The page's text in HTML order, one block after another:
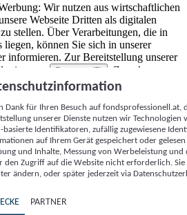
Wir nutzen aus wirtschaftlichen
Webseite Dritten als digitalen
stellen. Über Verarbeitungen, die in
können Sie sich in unserer
informieren. Zur Bereitstellung unserer
von
Partnern (5)
. Zwecke:
Inhalte, Messung von Werbeleistung
sowie Zielgruppenforschung.
Online-Kennungen (z. B. login-
generierte Kennungen,
können zusammen mit anderen
und Browserinformationen,
Technologien usw.) auf
oder von dort ausgelesen werden, um es
wenn es eine App oder einer Webseite
oder mehrere der hier aufgeführten
Dank für Ihren Besuch auf
unserer Dienste nutzen wir Technologien
basierte Identifikatoren, zufällig zugewiesene
auf Ihrem Gerät gespeichert oder
und Inhalte, Messung von Werbeleistung
den Zugriff auf die Website nicht erforderlich.
ändern, oder später jederzeit via
PARTNER